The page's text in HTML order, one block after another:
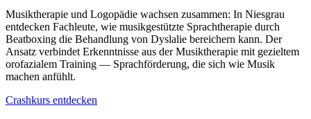
Musiktherapie und Logopädie wachsen zusammen: In Niesgrau
entdecken Fachleute, wie musikgestützte Sprachtherapie durch
Beatboxing die Behandlung von Dyslalie bereichern kann. Der
Ansatz verbindet Erkenntnisse aus der Musiktherapie mit gezieltem
orofazialem Training — Sprachförderung, die sich wie Musik
machen anfühlt.
Crashkurs entdecken